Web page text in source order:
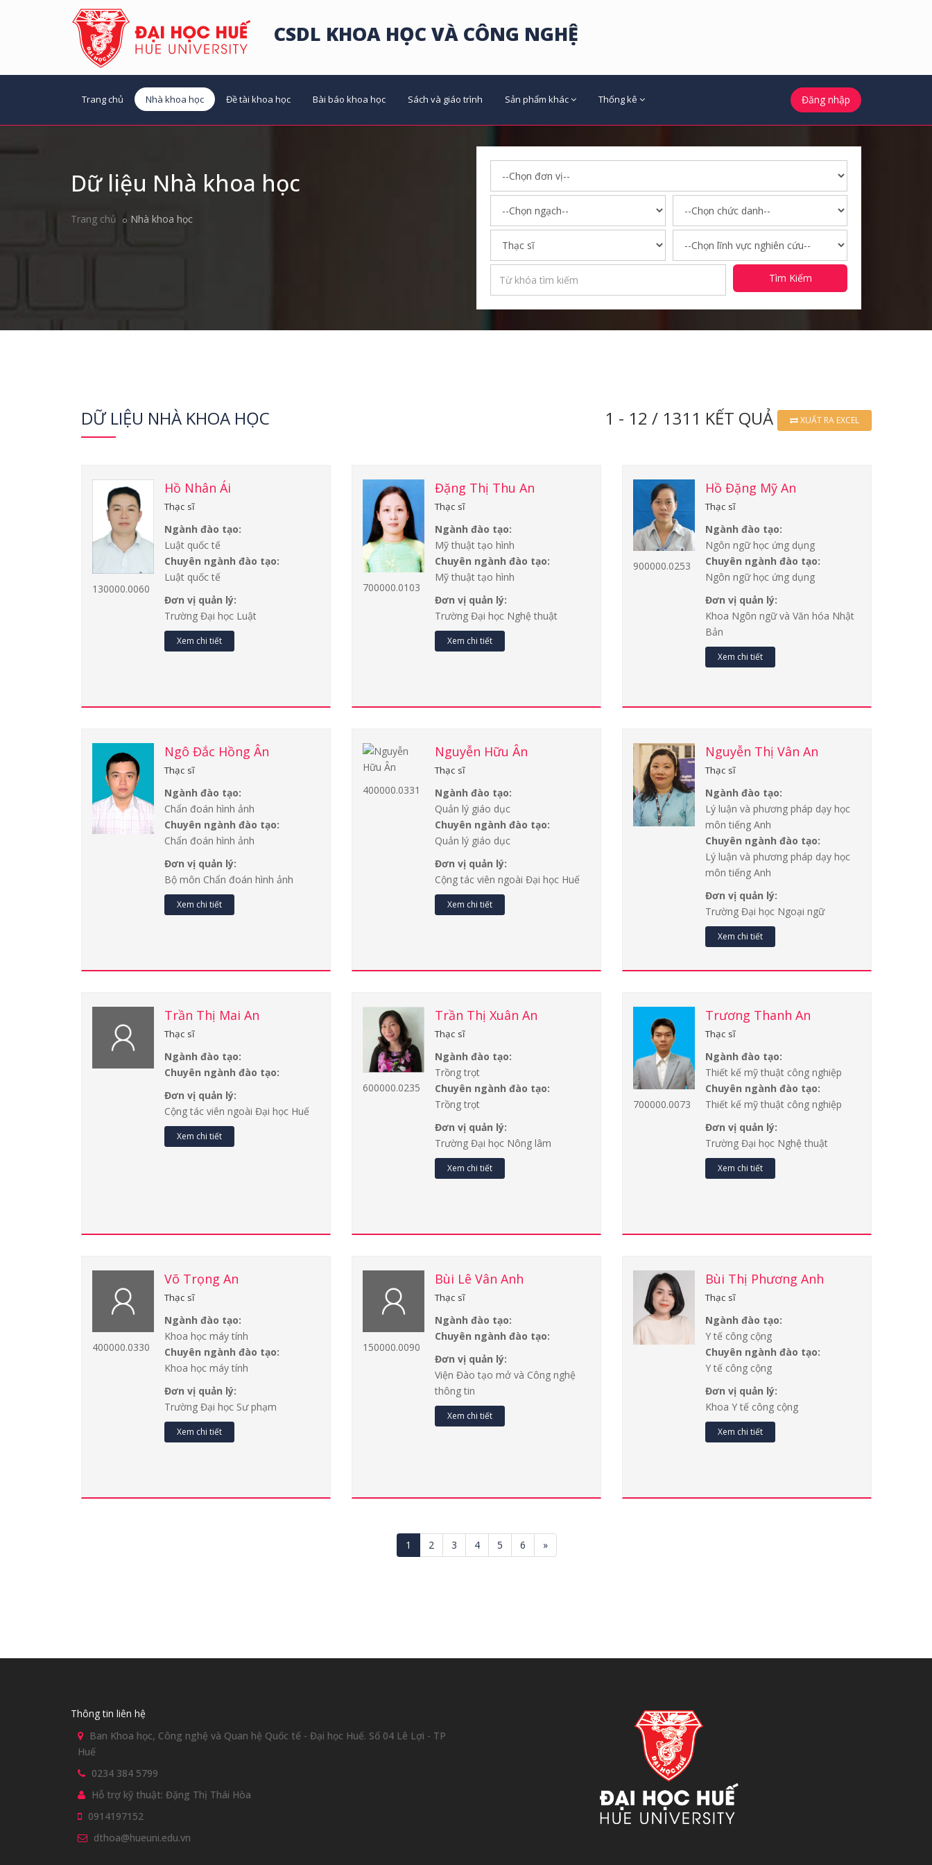
CSDL KHOA HỌC VÀ CÔNG NGHỆ
Trang chủ Nhà khoa học Đề tài khoa học Bài báo khoa học Sách và giáo trình Sản phẩm khác Thống kê Đăng nhập
Dữ liệu Nhà khoa học
Trang chủ Nhà khoa học
Tìm Kiếm
DỮ LIỆU NHÀ KHOA HỌC 1 - 12 / 1311 KẾT QUẢ XUẤT RA EXCEL
130000.0060
Hồ Nhân Ái
Thạc sĩ
Ngành đào tạo:
Luật quốc tế
Chuyên ngành đào tạo:
Luật quốc tế
Đơn vị quản lý:
Trường Đại học Luật
Xem chi tiết
700000.0103
Đặng Thị Thu An
Thạc sĩ
Ngành đào tạo:
Mỹ thuật tạo hình
Chuyên ngành đào tạo:
Mỹ thuật tạo hình
Đơn vị quản lý:
Trường Đại học Nghệ thuật
Xem chi tiết
900000.0253
Hồ Đặng Mỹ An
Thạc sĩ
Ngành đào tạo:
Ngôn ngữ học ứng dụng
Chuyên ngành đào tạo:
Ngôn ngữ học ứng dụng
Đơn vị quản lý:
Khoa Ngôn ngữ và Văn hóa Nhật
Bản
Xem chi tiết
Ngô Đắc Hồng Ân
Thạc sĩ
Ngành đào tạo:
Chẩn đoán hình ảnh
Chuyên ngành đào tạo:
Chẩn đoán hình ảnh
Đơn vị quản lý:
Bộ môn Chẩn đoán hình ảnh
Xem chi tiết
400000.0331
Nguyễn Hữu Ân
Thạc sĩ
Ngành đào tạo:
Quản lý giáo dục
Chuyên ngành đào tạo:
Quản lý giáo dục
Đơn vị quản lý:
Cộng tác viên ngoài Đại học Huế
Xem chi tiết
Nguyễn Thị Vân An
Thạc sĩ
Ngành đào tạo:
Lý luận và phương pháp dạy học
môn tiếng Anh
Chuyên ngành đào tạo:
Lý luận và phương pháp dạy học
môn tiếng Anh
Đơn vị quản lý:
Trường Đại học Ngoại ngữ
Xem chi tiết
Trần Thị Mai An
Thạc sĩ
Ngành đào tạo:
Chuyên ngành đào tạo:
Đơn vị quản lý:
Cộng tác viên ngoài Đại học Huế
Xem chi tiết
600000.0235
Trần Thị Xuân An
Thạc sĩ
Ngành đào tạo:
Trồng trọt
Chuyên ngành đào tạo:
Trồng trọt
Đơn vị quản lý:
Trường Đại học Nông lâm
Xem chi tiết
700000.0073
Trương Thanh An
Thạc sĩ
Ngành đào tạo:
Thiết kế mỹ thuật công nghiệp
Chuyên ngành đào tạo:
Thiết kế mỹ thuật công nghiệp
Đơn vị quản lý:
Trường Đại học Nghệ thuật
Xem chi tiết
400000.0330
Võ Trọng An
Thạc sĩ
Ngành đào tạo:
Khoa học máy tính
Chuyên ngành đào tạo:
Khoa học máy tính
Đơn vị quản lý:
Trường Đại học Sư phạm
Xem chi tiết
150000.0090
Bùi Lê Vân Anh
Thạc sĩ
Ngành đào tạo:
Chuyên ngành đào tạo:
Đơn vị quản lý:
Viện Đào tạo mở và Công nghệ
thông tin
Xem chi tiết
Bùi Thị Phương Anh
Thạc sĩ
Ngành đào tạo:
Y tế công cộng
Chuyên ngành đào tạo:
Y tế công cộng
Đơn vị quản lý:
Khoa Y tế công cộng
Xem chi tiết
1 2 3 4 5 6 »
Thông tin liên hệ
Ban Khoa học, Công nghệ và Quan hệ Quốc tế - Đại học Huế. Số 04 Lê Lợi - TP
Huế
0234 384 5799
Hỗ trợ kỹ thuật: Đặng Thị Thái Hòa
0914197152
dthoa@hueuni.edu.vn